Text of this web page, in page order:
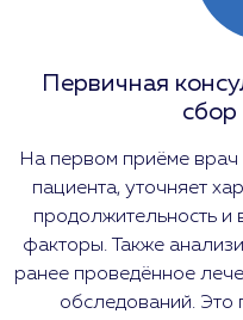
Первичная
сбор
На первом приёме
пациента, уточняет
продолжительность
факторы. Также
ранее проведённое
обследований. Это